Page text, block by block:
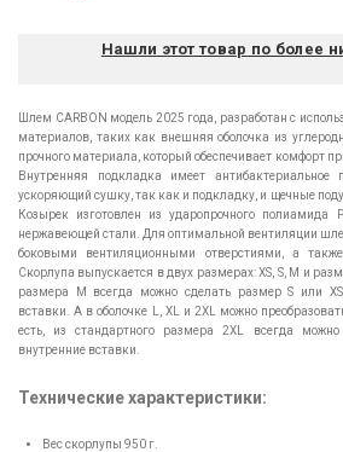
Нашли этот товар по более
Шлем CARBON модель 2025 года, разработан с
материалов, таких как внешняя оболочка из
прочного материала, который обеспечивает комфорт
Внутренняя подкладка имеет
ускоряющий сушку, так как и подкладку, и щечные
Козырек изготовлен из ударопрочного
нержавеющей стали. Для оптимальной вентиляции
боковыми вентиляционными отверстиями, а
Скорлупа выпускается в двух размерах: XS, S, M и
размера M всегда можно сделать размер S или
вставки. А в оболочке L, XL и 2XL можно
есть, из стандартного размера 2XL всегда
внутренние вставки.
Технические характеристики:
Вес скорлупы 950 г.